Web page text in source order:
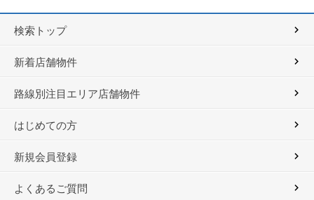
検索トップ
新着店舗物件
路線別注目エリア店舗物件
はじめての方
新規会員登録
よくあるご質問